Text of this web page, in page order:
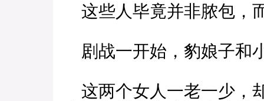
这些人毕竟并非脓包，
剧战一开始，豹娘子和
这两个女人一老一少，